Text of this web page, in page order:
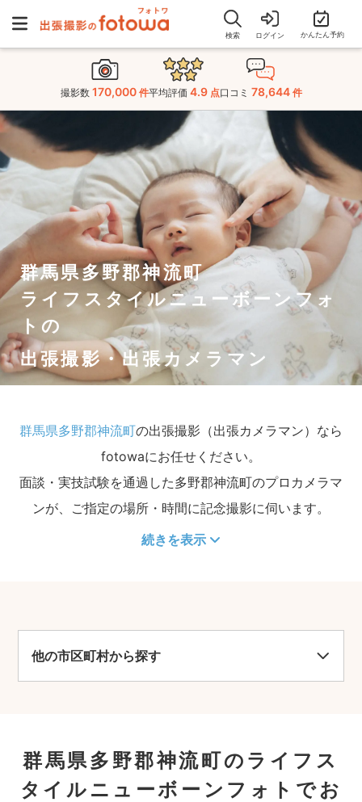
検索 ログイン かんたん予約
撮影数 170,000 件平均評価 4.9 点口コミ 78,644 件
群馬県多野郡神流町
ライフスタイルニューボーンフォ
トの
出張撮影・出張カメラマン
群馬県多野郡神流町の出張撮影（出張カメラマン）なら
fotowaにお任せください。
面談・実技試験を通過した多野郡神流町のプロカメラマ
ンが、ご指定の場所・時間に記念撮影に伺います。
続きを表示
他の市区町村から探す
群馬県多野郡神流町のライフス
タイルニューボーンフォトでお